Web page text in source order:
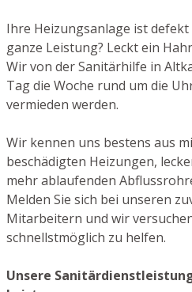
Ihre Heizungsanlage ist
ganze Leistung? Leckt ein
Wir von der Sanitärhilfe in
Tag die Woche rund um die
vermieden werden.
Wir kennen uns bestens aus
beschädigten Heizungen,
mehr ablaufenden
Melden Sie sich bei unseren
Mitarbeitern und wir
schnellstmöglich zu helfen.
Unsere